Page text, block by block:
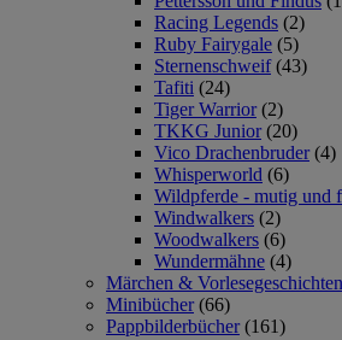
Racing Legends (2)
Ruby Fairygale (5)
Sternenschweif (43)
Tafiti (24)
Tiger Warrior (2)
TKKG Junior (20)
Vico Drachenbruder (4)
Whisperworld (6)
Wildpferde - mutig und
Windwalkers (2)
Woodwalkers (6)
Wundermähne (4)
Märchen & Vorlesegeschichten
Minibücher (66)
Pappbilderbücher (161)